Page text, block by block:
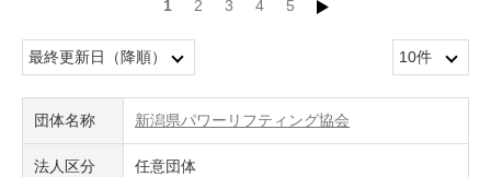
1 2 3 4 5
団体名称 新潟県パワーリフティング協会
法人区分 任意団体